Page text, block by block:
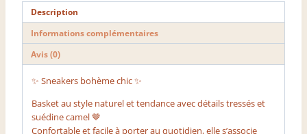
Description
Informations complémentaires
Avis (0)
✨ Sneakers bohème chic ✨
Basket au style naturel et tendance avec détails tressés et
suédine camel 🤎
Confortable et facile à porter au quotidien, elle s’associe